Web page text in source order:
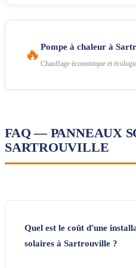
🔥 Pompe à chaleur à
Chauffage économique et
FAQ — PANNEAUX
SARTROUVILLE
Quel est le coût d'une
solaires à Sartrouville ?